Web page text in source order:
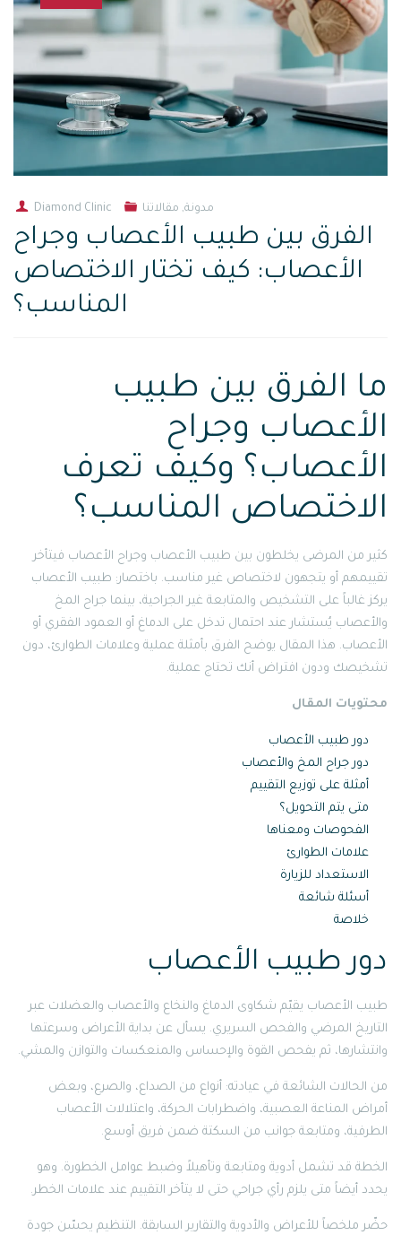
Diamond Clinic مدونة, مقالاتنا
الفرق بين طبيب الأعصاب وجراح
الأعصاب: كيف تختار الاختصاص
المناسب؟
ما الفرق بين طبيب
الأعصاب وجراح
الأعصاب؟ وكيف تعرف
الاختصاص المناسب؟
كثير من المرضى يخلطون بين طبيب الأعصاب وجراح الأعصاب فيتأخر
تقييمهم أو يتجهون لاختصاص غير مناسب. باختصار: طبيب الأعصاب
يركز غالباً على التشخيص والمتابعة غير الجراحية، بينما جراح المخ
والأعصاب يُستشار عند احتمال تدخل على الدماغ أو العمود الفقري أو
الأعصاب. هذا المقال يوضح الفرق بأمثلة عملية وعلامات الطوارئ، دون
تشخيصك ودون افتراض أنك تحتاج عملية.
محتويات المقال
دور طبيب الأعصاب
دور جراح المخ والأعصاب
أمثلة على توزيع التقييم
متى يتم التحويل؟
الفحوصات ومعناها
علامات الطوارئ
الاستعداد للزيارة
أسئلة شائعة
خلاصة
دور طبيب الأعصاب
طبيب الأعصاب يقيّم شكاوى الدماغ والنخاع والأعصاب والعضلات عبر
التاريخ المرضي والفحص السريري. يسأل عن بداية الأعراض وسرعتها
وانتشارها، ثم يفحص القوة والإحساس والمنعكسات والتوازن والمشي.
من الحالات الشائعة في عيادته: أنواع من الصداع، والصرع، وبعض
أمراض المناعة العصبية، واضطرابات الحركة، واعتلالات الأعصاب
الطرفية، ومتابعة جوانب من السكتة ضمن فريق أوسع.
الخطة قد تشمل أدوية ومتابعة وتأهيلاً وضبط عوامل الخطورة. وهو
يحدد أيضاً متى يلزم رأي جراحي حتى لا يتأخر التقييم عند علامات الخطر.
حضّر ملخصاً للأعراض والأدوية والتقارير السابقة. التنظيم يحسّن جودة